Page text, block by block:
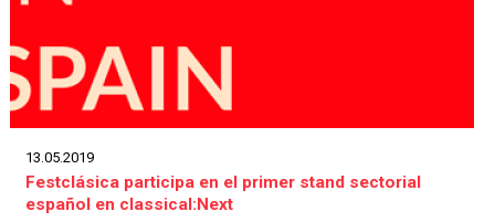
13.05.2019
Festclásica participa en el primer stand sectorial
español en classical:Next